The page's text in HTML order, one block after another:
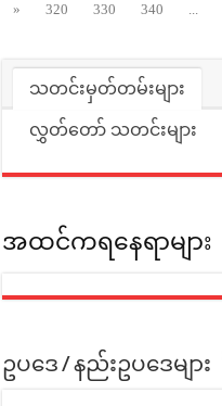
»
320 330 340 ...
သတင်းမှတ်တမ်းများ
လွှတ်တော် သတင်းများ
အထင်ကရနေရာများ
ဥပဒေ / နည်းဥပဒေများ